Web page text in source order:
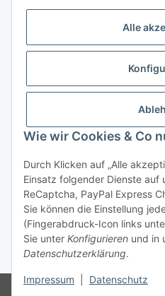
Alle
Wie wir Cookies & Co
Durch Klicken auf „Alle
Einsatz folgender Dienste auf
ReCaptcha, PayPal Express
Sie können die Einstellung
(Fingerabdruck-Icon links
Sie unter Konfigurieren und in
Datenschutzerklärung.
Impressum Datenschutz
Allgemeine Informationen
Rechtliche Infomationen
Service
Vertrag
* Alle Preise inkl. gesetzlicher USt., zzgl.